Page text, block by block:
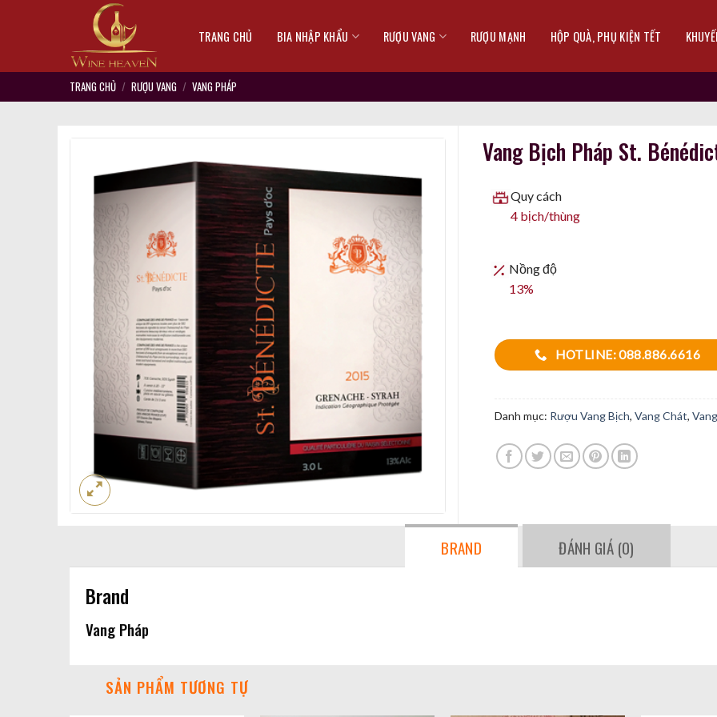
TRANG CHỦ BIA NHẬP KHẨU RƯỢU VANG RƯỢU MẠNH HỘP QUÀ, PHỤ KIỆN TẾT
TRANG CHỦ / RƯỢU VANG / VANG PHÁP
Vang Bịch Pháp St.
Quy cách
4 bịch/thùng
Nồng độ
13%
HOTLINE: 088.886.6616
Danh mục: Rượu Vang Bịch, Vang Chát,
BRAND ĐÁNH GIÁ (0)
Brand
Vang Pháp
SẢN PHẨM TƯƠNG TỰ